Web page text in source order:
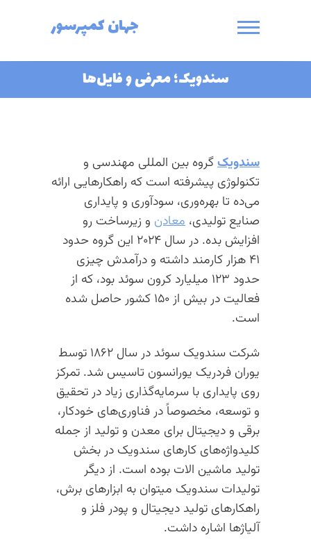
جهان کمپرسور
سندویک؛ معرفی و فایل‌ها
سندویکگروه بین المللی مهندسی و
تکنولوژی پیشرفته است که راهکارهایی ارائه
می‌ده تا بهره‌وری، سودآوری و پایداری
صنایع تولیدی، معادن و زیرساخت رو
افزایش بده. درسال ۲۰۲۴ این گروه حدود
۴۱ هزارکارمند داشته و درآمدش چیزی
حدود ۱۲۳ میلیارد کرون سوئد بود، که از
فعالیت در بیش از ۱۵۰ کشور حاصل شده
است.
شرکت سندویک سوئد در سال ۱۸۶۲ توسط
یوران فردریک یورانسون تاسیس شد. تمرکز
روی پایداری با سرمایه‌گذاری زیاد در تحقیق
و توسعه، مخصوصاً در فناوری‌های خودکار،
برقی و دیجیتال برای معدن و تولید از جمله
کلیدواژه‌های کارهای سندویک در بخش
تولید ماشین الات بوده است. از دیگر
تولیدات سندویک میتوان به ابزارهای برش،
راهکارهای تولید دیجیتال و پودر فلز و
آلیاژها اشاره داشت.